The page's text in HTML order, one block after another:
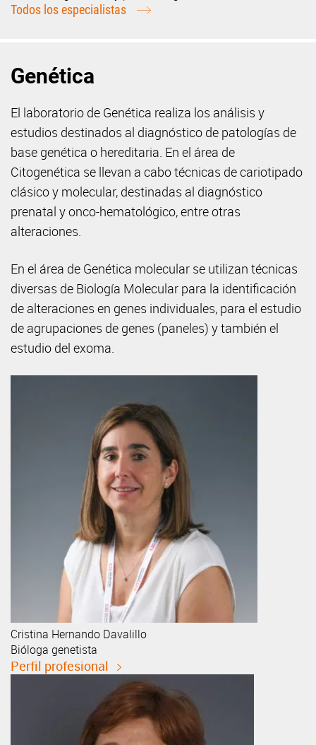
Todos los especialistas
Genética
El laboratorio de Genética realiza los análisis y
estudios destinados al diagnóstico de patologías de
base genética o hereditaria. En el área de
Citogenética se llevan a cabo técnicas de cariotipado
clásico y molecular, destinadas al diagnóstico
prenatal y onco-hematológico, entre otras
alteraciones.
En el área de Genética molecular se utilizan técnicas
diversas de Biología Molecular para la identificación
de alteraciones en genes individuales, para el estudio
de agrupaciones de genes (paneles) y también el
estudio del exoma.
Cristina Hernando Davalillo
Bióloga genetista
Perfil profesional